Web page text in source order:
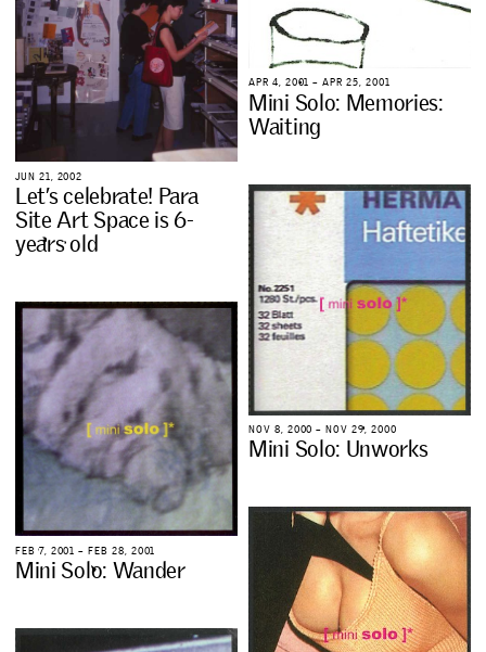
JUN 21, 2002
Let’scelebrate! Para
Site Art Space is 6-
yearsold
APR 4, 2001 – APR 25, 2001
Mini Solo: Memories:
Waiting
NOV 8, 2000 – NOV 29, 2000
Mini Solo: Unworks
FEB 7, 2001 – FEB 28, 2001
Mini Solo: Wander